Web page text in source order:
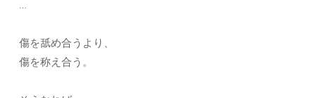
…
傷を舐め合うより、
傷を称え合う。